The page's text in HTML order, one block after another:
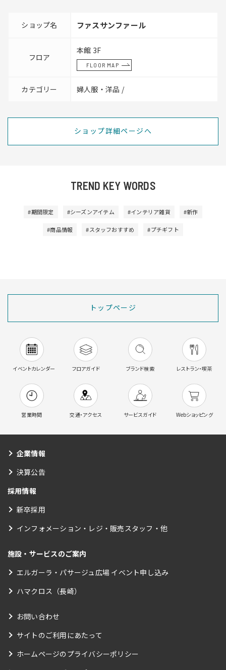
ショップ名 ファスサンファール
フロア
本館 3F
FLOOR MAP
カテゴリー 婦人服・洋品 /
ショップ詳細ページへ
TREND KEY WORDS
#期間限定 #シーズンアイテム #インテリア雑貨 #新作
#商品情報 #スタッフおすすめ #プチギフト
トップページ
イベントカレンダー フロアガイド ブランド検索 レストラン・喫茶
営業時間 交通・アクセス サービスガイド Webショッピング
企業情報
決算公告
採用情報
新卒採用
インフォメーション・レジ・販売スタッフ・他
施設・サービスのご案内
エルガーラ・パサージュ広場 イベント申し込み
ハマクロス（長崎）
お問い合わせ
サイトのご利用にあたって
ホームページのプライバシーポリシー